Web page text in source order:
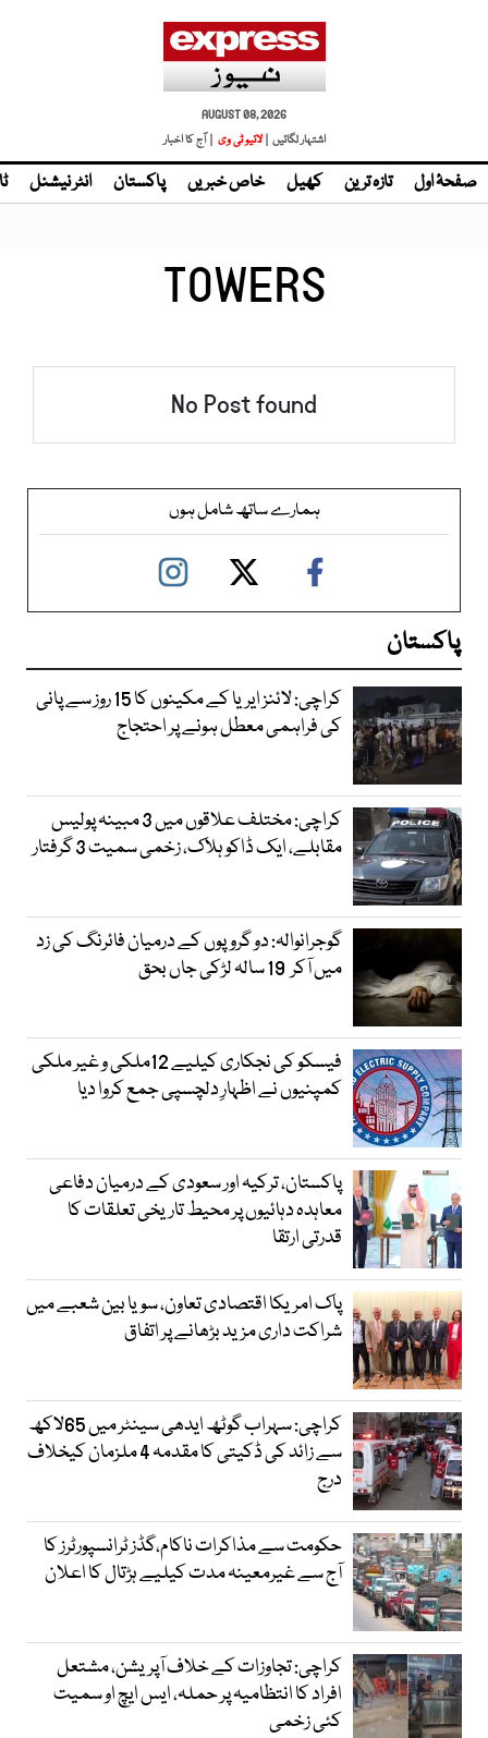
AUGUST 08, 2026
اشتہار لگائیں | لائیو ٹی وی | آج کا اخبار
صفحۂ اول تازہ ترین کھیل خاص خبریں پاکستان انٹر نیشنل
TOWERS
No Post found
ہمارے ساتھ شامل ہوں
پاکستان
کراچی: لائنز ایریا کے مکینوں کا 15 روز سے پانی
کی فراہمی معطل ہونے پر احتجاج
کراچی: مختلف علاقوں میں 3 مبینہ پولیس
مقابلے، ایک ڈاکو ہلاک، زخمی سمیت 3 گرفتار
گوجرانوالہ: دو گروپوں کے درمیان فائرنگ کی زد
میں آکر 19 سالہ لڑکی جاں بحق
فیسکو کی نجکاری کیلیے 12ملکی و غیر ملکی
کمپنیوں نے اظہارِ دلچسپی جمع کروا دیا
پاکستان، ترکیہ اور سعودی کے درمیان دفاعی
معاہدہ دہائیوں پر محیط تاریخی تعلقات کا
قدرتی ارتقا
پاک امریکا اقتصادی تعاون، سویا بین شعبے میں
شراکت داری مزید بڑھانے پر اتفاق
کراچی: سہراب گوٹھ ایدھی سینٹر میں 65لاکھ
سے زائد کی ڈکیتی کا مقدمہ 4 ملزمان کیخلاف
درج
حکومت سے مذاکرات ناکام،گڈز ٹرانسپورٹرز کا
آج سے غیرمعینہ مدت کیلیے ہڑتال کا اعلان
کراچی: تجاوزات کے خلاف آپریشن، مشتعل
افراد کا انتظامیہ پر حملہ، ایس ایچ او سمیت
کئی زخمی